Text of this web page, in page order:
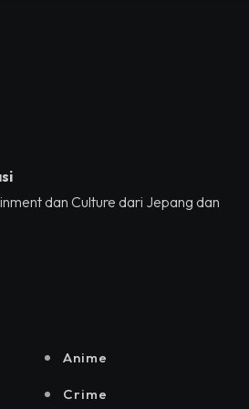
dan Culture dari Jepang dan
Anime
Crime